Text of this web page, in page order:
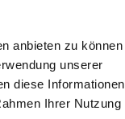
anbieten zu können
unserer
diese Informationen
Ihrer Nutzung